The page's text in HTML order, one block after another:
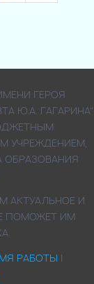
ГЕРОЯ
Ю.А. ГАГАРИНА"
УЧРЕЖДЕНИЕМ,
ОБРАЗОВАНИЯ
АКТУАЛЬНОЕ И
ПОМОЖЕТ ИМ
РАБОТЫ |